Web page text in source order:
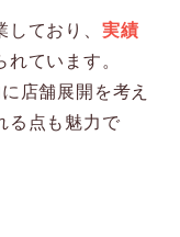
ており、 実績
れています。
店舗展開を考え
る点も魅力で